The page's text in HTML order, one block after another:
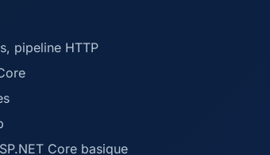
pipeline HTTP
Core basique